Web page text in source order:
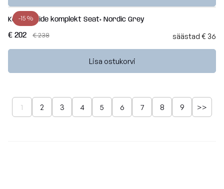
-15 %
Kott-toolide komplekt Seat+ Nordic Grey
€ 202 € 238 säästad € 36
Lisa ostukorvi
1 2 3 4 5 6 7 8 9 >>